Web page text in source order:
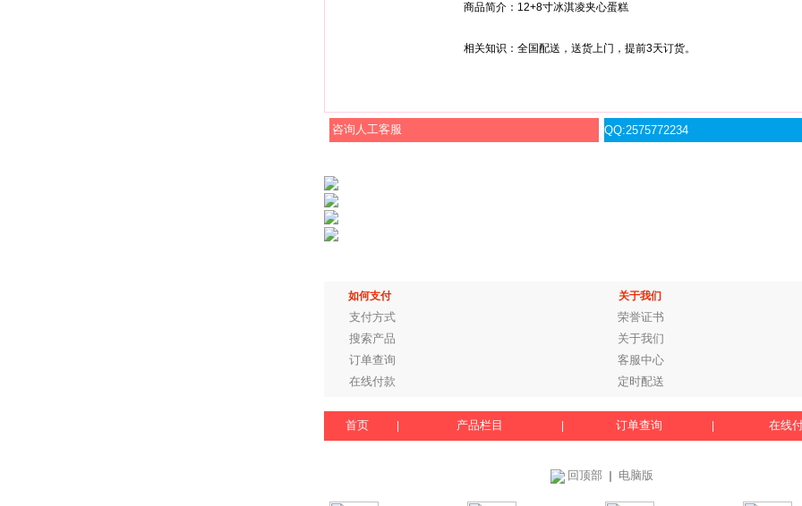
商品简介：12+8寸冰淇凌夹心蛋糕
相关知识：全国配送，送货上门，提前3天订货。
咨询人工客服 QQ:2575772234
如何支付 关于我们
支付方式
荣誉证书
搜索产品
关于我们
订单查询
客服中心
在线付款
定时配送
首页 产品栏目 订单查询 在线
回顶部 电脑版